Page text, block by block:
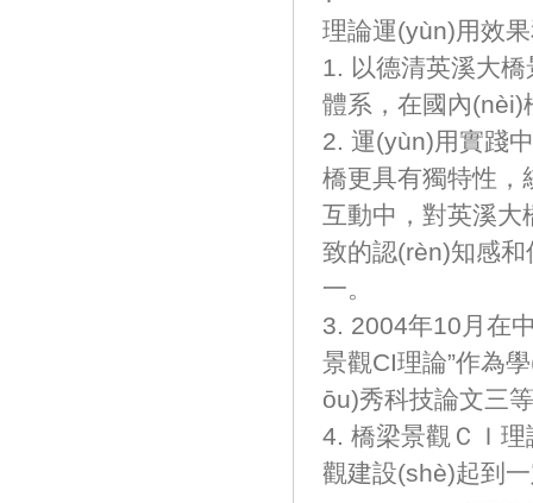
理論運(yùn)用效
1. 以德清英溪大橋
體系，在國內(nèi)
2. 運(yùn)用實踐
橋更具有獨特性
互動中，對英
致的認(rèn)知感和價
一。
3. 2004年10月在中
景觀CI理論”作為
ōu)秀科技論文三等獎
4. 橋梁景觀ＣＩ理
觀建設(shè)起到